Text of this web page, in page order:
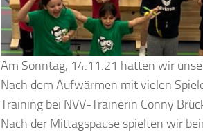
Am Sonntag, 14.11.21 hatten wir
Nach dem Aufwärmen mit vielen
Training bei NVV-Trainerin Conny
Nach der Mittagspause spielten wir